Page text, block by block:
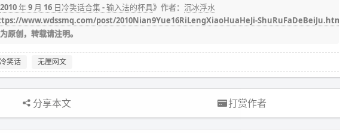
2010 年 9 月 16 日冷笑话合集 - 输入法的杯具》作者： 沉冰浮水
www.wdssmq.com/post/2010Nian9Yue16RiLengXiaoHuaHeJi-ShuRuFaDeBeiJu.html
原创，转载请注明。
冷笑话 无厘网文
分享本文 打赏作者